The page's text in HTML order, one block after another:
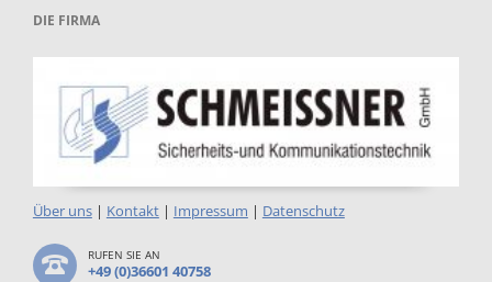
DIE FIRMA
Über uns| Kontakt| Impressum | Datenschutz
RUFEN SIE AN
+49 (0)36601 40758